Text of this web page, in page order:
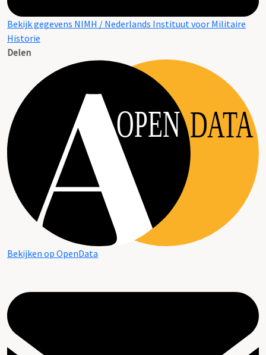
Bekijk gegevens NIMH / Nederlands Instituut voor Militaire
Historie
Delen
OPEN DATA
Bekijken op OpenData